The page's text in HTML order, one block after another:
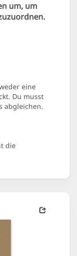
um, um
eine
Du musst
abgleichen.
die